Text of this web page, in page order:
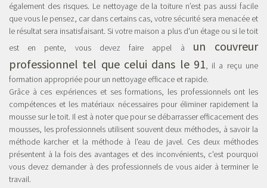
également des risques. Le nettoyage de la toiture n’est pas aussi facile
que vous le pensez, car dans certains cas, votre sécurité sera menacée et
le résultat sera insatisfaisant. Si votre maison a plus d'un étage ou si le toit
est en pente, vous devez faire appel à un couvreur
professionnel tel que celui dans le 91, il a reçu une
formation appropriée pour un nettoyage efficace et rapide.
Grâce à ces expériences et ses formations, les professionnels ont les
compétences et les matériaux nécessaires pour éliminer rapidement la
mousse sur le toit. Il est à noter que pour se débarrasser efficacement des
mousses, les professionnels utilisent souvent deux méthodes, à savoir la
méthode karcher et la méthode à l'eau de javel. Ces deux méthodes
présentent à la fois des avantages et des inconvénients, c'est pourquoi
vous devez demander à des professionnels de vous aider à terminer le
travail.